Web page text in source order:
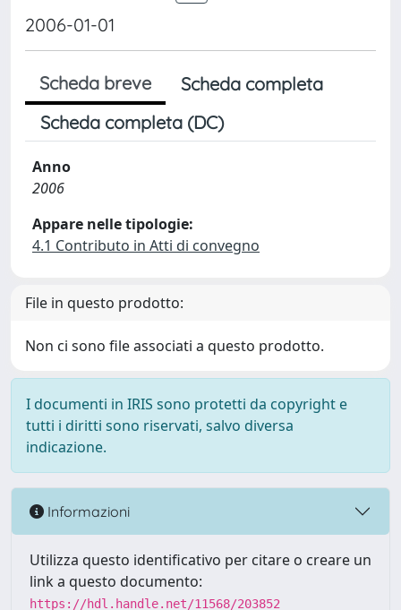
2006-01-01
Scheda breve
Scheda completa
Scheda completa (DC)
Anno
2006
Appare nelle tipologie:
4.1 Contributo in Atti di convegno
File in questo prodotto:
Non ci sono file associati a questo prodotto.
I documenti in IRIS sono protetti da copyright e
tutti i diritti sono riservati, salvo diversa
indicazione.
Informazioni
Utilizza questo identificativo per citare o creare un
link a questo documento:
https://hdl.handle.net/11568/203852